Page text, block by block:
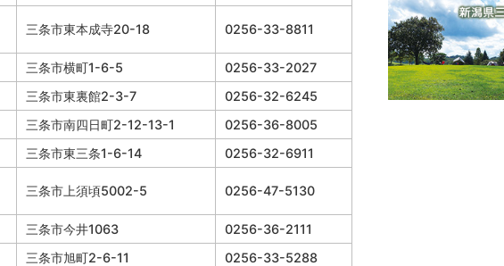
三条市東本成寺20-18 0256-33-8811
三条市横町1-6-5
0256-33-2027
三条市東裏館2-3-7
0256-32-6245
三条市南四日町2-12-13-1
0256-36-8005
三条市東三条1-6-14
0256-32-6911
三条市上須頃5002-5 0256-47-5130
三条市今井1063
0256-36-2111
三条市旭町2-6-11
0256-33-5288